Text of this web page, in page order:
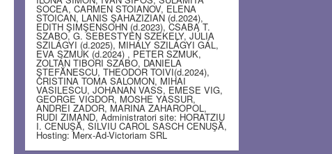
SOCEA, CARMEN STOIANOV, ELENA
STOICAN, LANIS ŞAHAZIZIAN (d.2024),
EDITH ŞIMŞENSOHN (d.2023), CSABA T.
SZABO, G. SEBESTYEN SZEKELY, JÚLIA
SZILÁGYI (d.2025), MIHÁLY SZILÁGYI GÁL,
EVA SZMUK (d.2024) , PETER SZMUK,
ZOLTÁN TIBORI SZABO, DANIELA
ŞTEFĂNESCU, THEODOR TOIVI(d.2024),
CRISTINA TOMA SALOMON, MIHAI
VASILESCU, JOHANAN VASS, EMESE VIG,
GEORGE VIGDOR, MOSHE YASSUR,
ANDREI ZADOR, MARINA ZAHAROPOL,
RUDI ZIMAND, Administratori site: HORATZIU
I. CENUŞĂ, SILVIU CAROL SASCH CENUŞĂ,
Hosting: Merx-Ad-Victoriam SRL